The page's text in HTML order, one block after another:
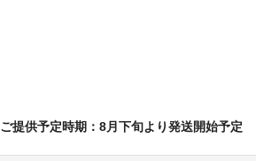
ご提供予定時期：8月下旬より発送開始予定